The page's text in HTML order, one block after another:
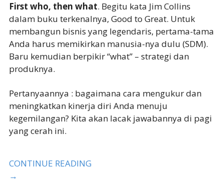
First who, then what. Begitu kata Jim Collins
dalam buku terkenalnya, Good to Great. Untuk
membangun bisnis yang legendaris, pertama-tama
Anda harus memikirkan manusia-nya dulu (SDM).
Baru kemudian berpikir “what” – strategi dan
produknya.
Pertanyaannya : bagaimana cara mengukur dan
meningkatkan kinerja diri Anda menuju
kegemilangan? Kita akan lacak jawabannya di pagi
yang cerah ini.
CONTINUE READING
→